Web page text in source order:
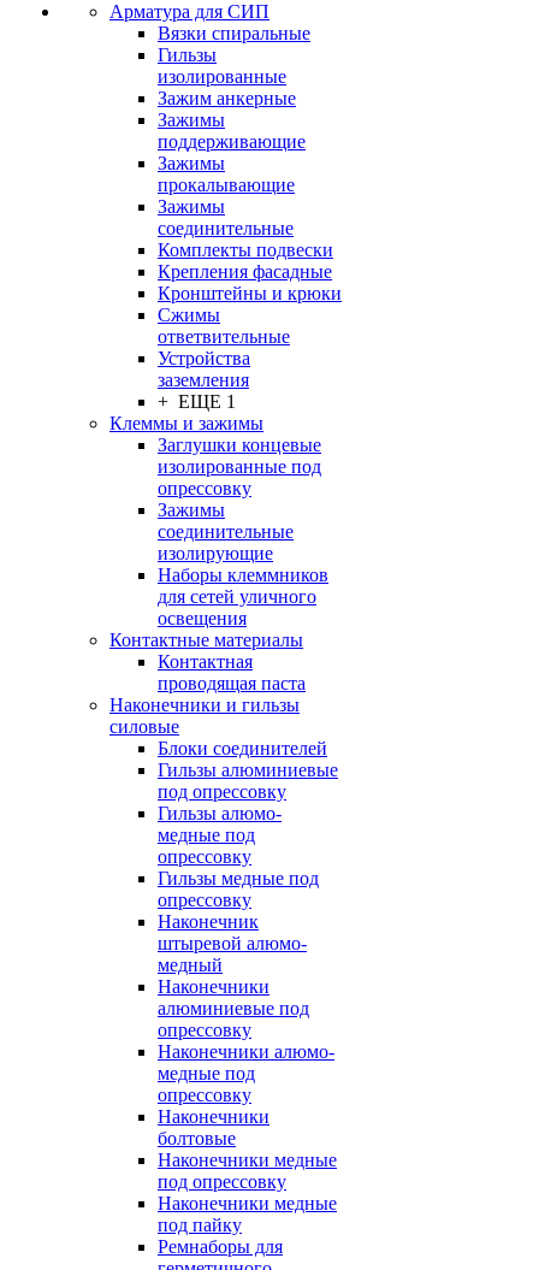
Арматура для СИП
Вязки спиральные
Гильзы
изолированные
Зажим анкерные
Зажимы
поддерживающие
Зажимы
прокалывающие
Зажимы
соединительные
Комплекты подвески
Крепления фасадные
Кронштейны и крюки
Сжимы
ответвительные
Устройства
заземления
+ ЕЩЕ 1
Клеммы и зажимы
Заглушки концевые
изолированные под
опрессовку
Зажимы
соединительные
изолирующие
Наборы клеммников
для сетей уличного
освещения
Контактные материалы
Контактная
проводящая паста
Наконечники и гильзы
силовые
Блоки соединителей
Гильзы алюминиевые
под опрессовку
Гильзы алюмо-
медные под
опрессовку
Гильзы медные под
опрессовку
Наконечник
штыревой алюмо-
медный
Наконечники
алюминиевые под
опрессовку
Наконечники алюмо-
медные под
опрессовку
Наконечники
болтовые
Наконечники медные
под опрессовку
Наконечники медные
под пайку
Ремнаборы для